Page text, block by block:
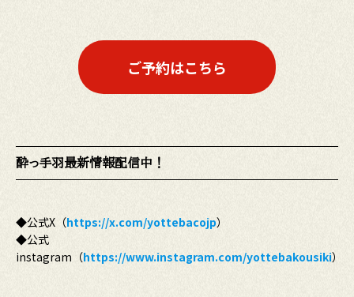
ご予約はこちら
酔っ手羽最新情報配信中！
◆公式X（https://x.com/yottebacojp）
◆公式
instagram（https://www.instagram.com/yottebakousiki）